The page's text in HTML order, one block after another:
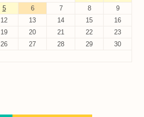
5 6 7 8
9
12 13 14 15
16
19 20 21 22
23
26 27 28 29
30